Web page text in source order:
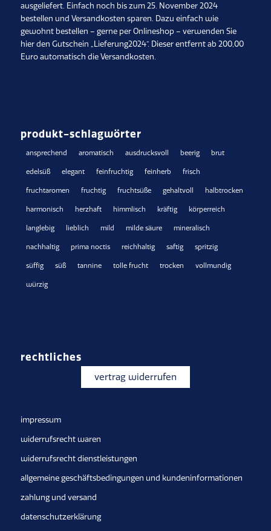
ausgeliefert. Einfach noch bis zum 25. November 2024
bestellen und Versandkosten sparen. Dazu einfach wie
gewohnt bestellen – gerne per Onlineshop – verwenden Sie
hier den Gutschein „Lieferung2024“. Dieser entfernt ab 200,00
Euro automatisch die Versandkosten.
produkt-schlagwörter
ansprechend aromatisch ausdrucksvoll beerig brut
edelsüß elegant feinfruchtig feinherb frisch
fruchtaromen fruchtig fruchtsüße gehaltvoll halbtrocken
harmonisch herzhaft himmlisch kräftig körperreich
langlebig lieblich mild milde säure mineralisch
nachhaltig prima noctis reichhaltig saftig spritzig
süffig süß tannine tolle frucht trocken vollmundig
würzig
rechtliches
vertrag widerrufen
impressum
widerrufsrecht waren
widerrufsrecht dienstleistungen
allgemeine geschäftsbedingungen und kundeninformationen
zahlung und versand
datenschutzerklärung